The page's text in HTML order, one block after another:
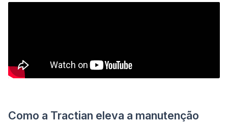
Como a Tractian eleva a manutenção